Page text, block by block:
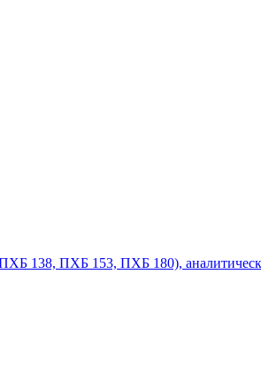
138, ПХБ 153, ПХБ 180),